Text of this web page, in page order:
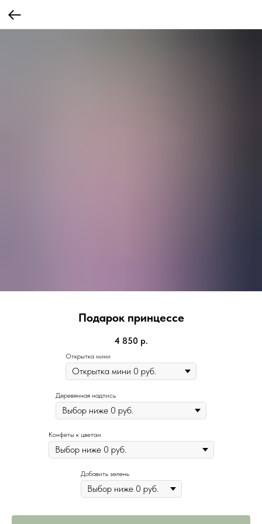
Подарок принцессе
4 850 р.
Открытка мини
Деревянная надпись
Конфеты к цветам
Добавить зелень